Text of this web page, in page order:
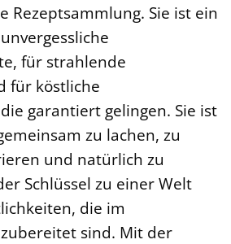
Rezeptsammlung. Sie ist ein
für strahlende
für köstliche
garantiert gelingen. Sie ist
zu lachen, zu
und natürlich zu
Schlüssel zu einer Welt
die im
sind. Mit der